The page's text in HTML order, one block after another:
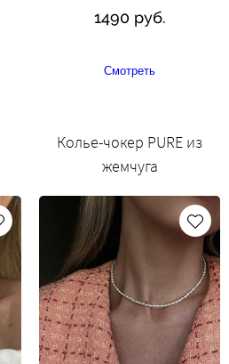
1490 руб.
Смотреть
Колье-чокер PURE из
жемчуга